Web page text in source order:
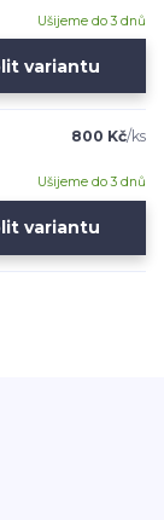
Ušijeme do 3 dnů
variantu
800 Kč/ks
Ušijeme do 3 dnů
variantu